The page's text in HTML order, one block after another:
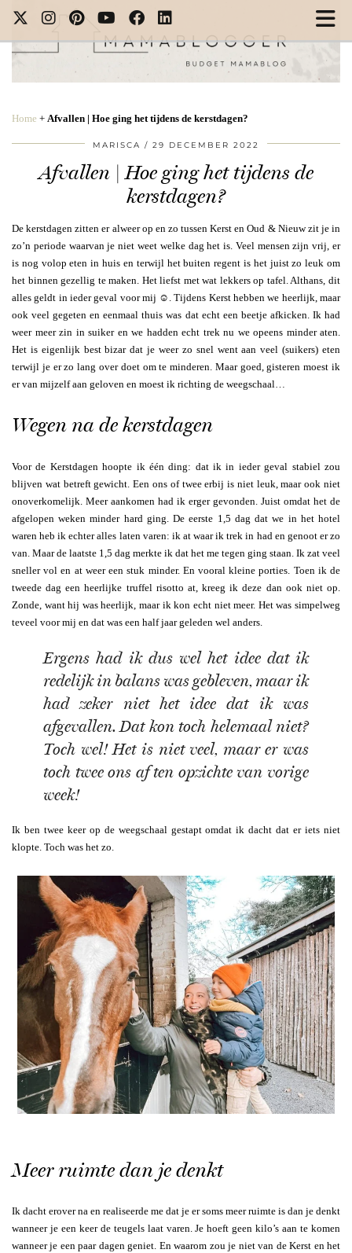
Home + Afvallen | Hoe ging het tijdens de kerstdagen?
MARISCA 29 DECEMBER 2022
Afvallen | Hoe ging het tijdens de
kerstdagen?
De kerstdagen zitten er alweer op en zo tussen Kerst en Oud & Nieuw zit je in
zo’n periode waarvan je niet weet welke dag het is. Veel mensen zijn vrij, er
is nog volop eten in huis en terwijl het buiten regent is het juist zo leuk om
het binnen gezellig te maken. Het liefst met wat lekkers op tafel. Althans, dit
alles geldt in ieder geval voor mij ☺️. Tijdens Kerst hebben we heerlijk, maar
ook veel gegeten en eenmaal thuis was dat echt een beetje afkicken. Ik had
weer meer zin in suiker en we hadden echt trek nu we opeens minder aten.
Het is eigenlijk best bizar dat je weer zo snel went aan veel (suikers) eten
terwijl je er zo lang over doet om te minderen. Maar goed, gisteren moest ik
er van mijzelf aan geloven en moest ik richting de weegschaal…
Wegen na de kerstdagen
Voor de Kerstdagen hoopte ik één ding: dat ik in ieder geval stabiel zou
blijven wat betreft gewicht. Een ons of twee erbij is niet leuk, maar ook niet
onoverkomelijk. Meer aankomen had ik erger gevonden. Juist omdat het de
afgelopen weken minder hard ging. De eerste 1,5 dag dat we in het hotel
waren heb ik echter alles laten varen: ik at waar ik trek in had en genoot er zo
van. Maar de laatste 1,5 dag merkte ik dat het me tegen ging staan. Ik zat veel
sneller vol en at weer een stuk minder. En vooral kleine porties. Toen ik de
tweede dag een heerlijke truffel risotto at, kreeg ik deze dan ook niet op.
Zonde, want hij was heerlijk, maar ik kon echt niet meer. Het was simpelweg
teveel voor mij en dat was een half jaar geleden wel anders.
Ergens had ik dus wel het idee dat ik
redelijk in balans was gebleven, maar ik
had zeker niet het idee dat ik was
afgevallen. Dat kon toch helemaal niet?
Toch wel! Het is niet veel, maar er was
toch twee ons af ten opzichte van vorige
week!
Ik ben twee keer op de weegschaal gestapt omdat ik dacht dat er iets niet
klopte. Toch was het zo.
Meer ruimte dan je denkt
Ik dacht erover na en realiseerde me dat je er soms meer ruimte is dan je denkt
wanneer je een keer de teugels laat varen. Je hoeft geen kilo’s aan te komen
wanneer je een paar dagen geniet. En waarom zou je niet van de Kerst en het